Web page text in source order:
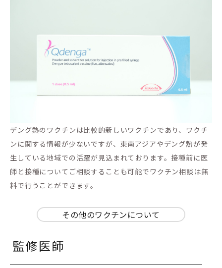
デング熱のワクチンは比較的新しいワクチンであり、ワクチ
ンに関する情報が少ないですが、東南アジアやデング熱が発
生している地域での活躍が見込まれております。接種前に医
師と接種についてご相談することも可能でワクチン相談は無
料で行うことができます。
その他のワクチンについて
監修医師